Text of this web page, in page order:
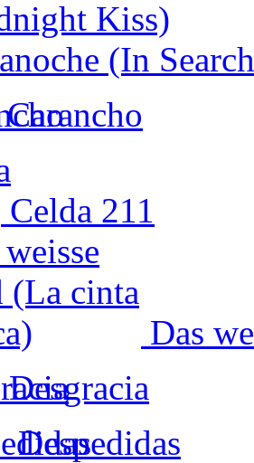
(In
Celda 211
Das
Desgracia
Despedidas